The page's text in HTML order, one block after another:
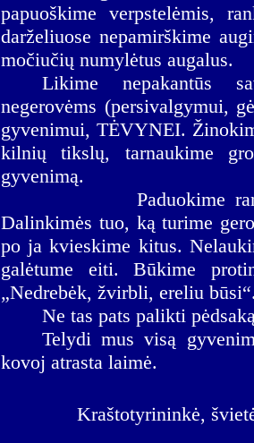
papuoškime verpstelėmis,
darželiuose nepamirškime
močiučių numylėtus augalus.
Likime nepakantūs
negerovėms (persivalgymui,
gyvenimui, TĖVYNEI.
kilnių tikslų, tarnaukime
gyvenimą.
Paduokime ranką
Dalinkimės tuo, ką turime
po ja kvieskime kitus.
galėtume eiti. Būkime
„Nedrebėk, žvirbli, ereliu
Ne tas pats palikti
Telydi mus visą
kovoj atrasta laimė.
Kraštotyrininkė,